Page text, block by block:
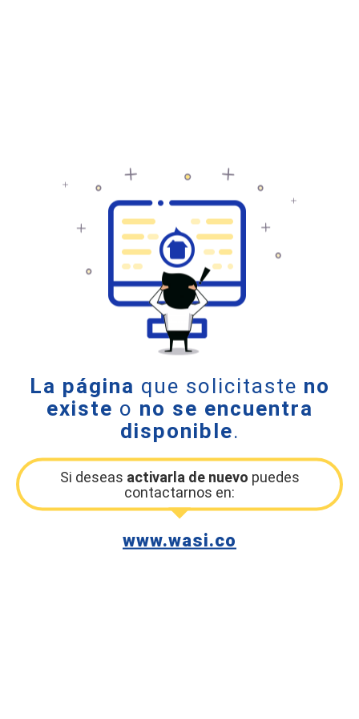
La página que solicitaste no
existe o no se encuentra
disponible.
Si deseas activarla de nuevo puedes
contactarnos en:
www.wasi.co